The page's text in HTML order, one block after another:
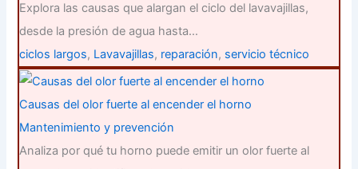
Explora las causas que alargan el ciclo del lavavajillas,
desde la presión de agua hasta…
ciclos largos, Lavavajillas, reparación, servicio técnico
Causas del olor fuerte al encender el horno
Mantenimiento y prevención
Analiza por qué tu horno puede emitir un olor fuerte al